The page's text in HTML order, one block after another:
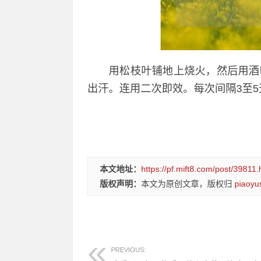
用松枝叶铺地上烧火，然后用
出汗。连用二次即效。每次间隔3至5
本文地址： https://pf.mift8.com/post/
版权声明： 本文为原创文章，版权归
PREVIOUS: